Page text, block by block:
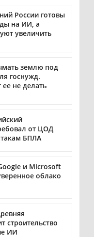
России готовы
на ИИ, а
увеличить
землю под
госнужд.
не делать
от ЦОД
БПЛА
и Microsoft
облако
строительство
ИИ